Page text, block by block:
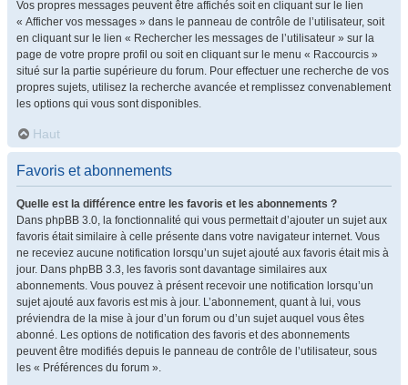
Vos propres messages peuvent être affichés soit en cliquant sur le lien
« Afficher vos messages » dans le panneau de contrôle de l’utilisateur, soit
en cliquant sur le lien « Rechercher les messages de l’utilisateur » sur la
page de votre propre profil ou soit en cliquant sur le menu « Raccourcis »
situé sur la partie supérieure du forum. Pour effectuer une recherche de vos
propres sujets, utilisez la recherche avancée et remplissez convenablement
les options qui vous sont disponibles.
Haut
Favoris et abonnements
Quelle est la différence entre les favoris et les abonnements ?
Dans phpBB 3.0, la fonctionnalité qui vous permettait d’ajouter un sujet aux
favoris était similaire à celle présente dans votre navigateur internet. Vous
ne receviez aucune notification lorsqu’un sujet ajouté aux favoris était mis à
jour. Dans phpBB 3.3, les favoris sont davantage similaires aux
abonnements. Vous pouvez à présent recevoir une notification lorsqu’un
sujet ajouté aux favoris est mis à jour. L’abonnement, quant à lui, vous
préviendra de la mise à jour d’un forum ou d’un sujet auquel vous êtes
abonné. Les options de notification des favoris et des abonnements
peuvent être modifiés depuis le panneau de contrôle de l’utilisateur, sous
les « Préférences du forum ».